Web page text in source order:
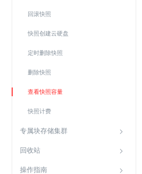
回滚快照
快照创建云硬盘
定时删除快照
删除快照
查看快照容量
快照计费
专属块存储集群
回收站
操作指南